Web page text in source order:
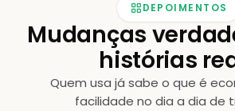
DEPOIMENTOS
Mudanças
histórias
Quem usa já sabe o que é
facilidade no dia a dia de